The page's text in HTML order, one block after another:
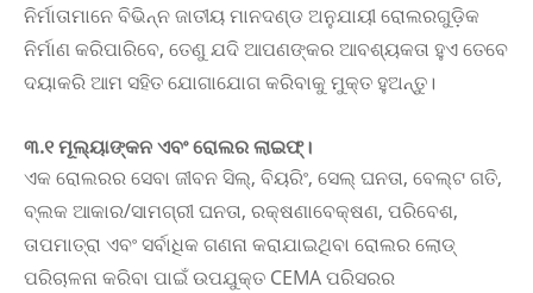
ନିର୍ମାତାମାନେ ବିଭିନ୍ନ ଜାତୀୟ ମାନଦଣ୍ଡ ଅନୁଯାୟୀ ରୋଲରଗୁଡ଼ିକ
ନିର୍ମାଣ କରିପାରିବେ, ତେଣୁ ଯଦି ଆପଣଙ୍କର ଆବଶ୍ୟକତା ହୁଏ ତେବେ
ଦୟାକରି ଆମ ସହିତ ଯୋଗାଯୋଗ କରିବାକୁ ମୁକ୍ତ ହୁଅନ୍ତୁ।
୩.୧ ମୂଲ୍ୟାଙ୍କନ ଏବଂ ରୋଲର ଲାଇଫ୍।
ଏକ ରୋଲରର ସେବା ଜୀବନ ସିଲ୍, ବିୟରିଂ, ସେଲ୍ ଘନତା, ବେଲ୍ଟ ଗତି,
ବ୍ଲକ ଆକାର/ସାମଗ୍ରୀ ଘନତା, ରକ୍ଷଣାବେକ୍ଷଣ, ପରିବେଶ,
ତାପମାତ୍ରା ଏବଂ ସର୍ବାଧିକ ଗଣନା କରାଯାଇଥିବା ରୋଲର ଲୋଡ୍
ପରିଚାଳନା କରିବା ପାଇଁ ଉପଯୁକ୍ତ CEMA ପରିସରର